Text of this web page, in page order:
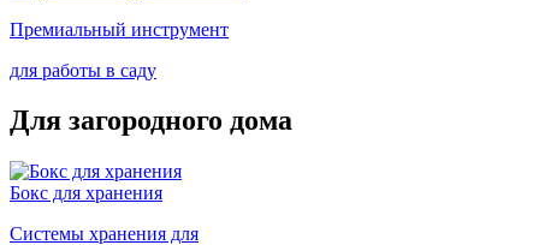
Премиальный инструмент
для работы в саду
Для загородного дома
Бокс для хранения
Системы хранения для